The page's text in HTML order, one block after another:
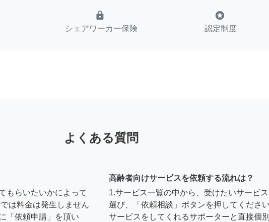
lock
シェアワーカー保険
stars
認定制度
よくある質問
もらいたいかによって
は料金は発生しません
「依頼申請」を頂い
高齢者向けサービスを依頼する流れは？
1.サービス一覧の中から、受けたいサービ
選び、「依頼相談」ボタンを押してくださ
サービスをしてくれるサポーターと直接個